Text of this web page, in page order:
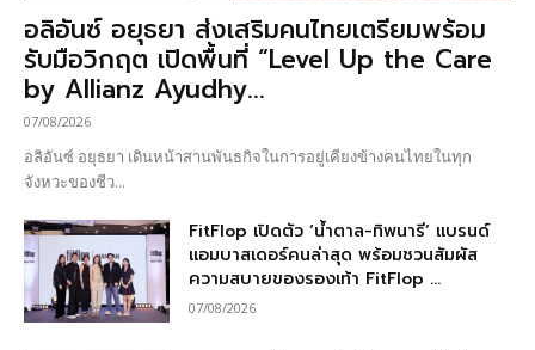
อลิอันซ์ อยุธยา ส่งเสริมคนไทยเตรียมพร้อม
รับมือวิกฤต เปิดพื้นที่ “Level Up the Care
by Allianz Ayudhy...
07/08/2026
อลิอันซ์ อยุธยา เดินหน้าสานพันธกิจในการอยู่เคียงข้างคนไทยในทุก
จังหวะของชีว...
FitFlop เปิดตัว ‘น้ำตาล-ทิพนารี’ แบรนด์
แอมบาสเดอร์คนล่าสุด พร้อมชวนสัมผัส
ความสบายของรองเท้า FitFlop ...
07/08/2026